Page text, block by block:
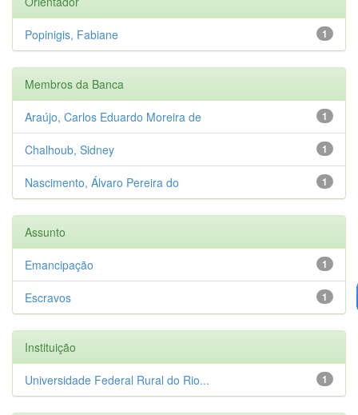
1
Popinigis, Fabiane
Membros da Banca
1
Araújo, Carlos Eduardo Moreira de
1
Chalhoub, Sidney
1
Nascimento, Álvaro Pereira do
Assunto
1
Emancipação
1
Escravos
Instituição
1
Universidade Federal Rural do Rio...